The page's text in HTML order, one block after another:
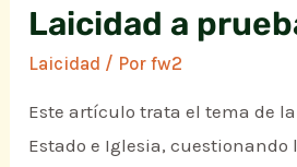
Laicidad a
Laicidad / Porfw2
Este artículo trata el tema de
Estado e Iglesia, cuestionando